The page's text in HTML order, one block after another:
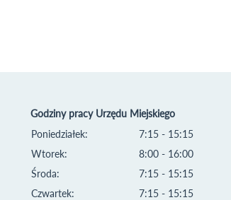
Godziny pracy Urzędu Miejskiego
Poniedziałek:
Wtorek:
Środa:
Czwartek:
7:15 - 15:15
8:00 - 16:00
7:15 - 15:15
7:15 - 15:15